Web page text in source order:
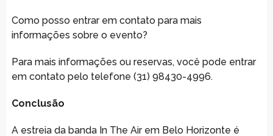
Como posso entrar em contato para mais
informações sobre o evento?
Para mais informações ou reservas, você pode entrar
em contato pelo telefone (31) 98430-4996.
Conclusão
A estreia da banda In The Air em Belo Horizonte é